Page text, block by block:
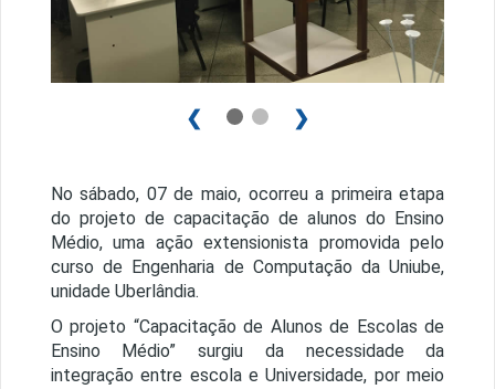
❮ ❯
No sábado, 07 de maio, ocorreu a primeira etapa
do projeto de capacitação de alunos do Ensino
Médio, uma ação extensionista promovida pelo
curso de Engenharia de Computação da Uniube,
unidade Uberlândia.
O projeto “Capacitação de Alunos de Escolas de
Ensino Médio” surgiu da necessidade da
integração entre escola e Universidade, por meio